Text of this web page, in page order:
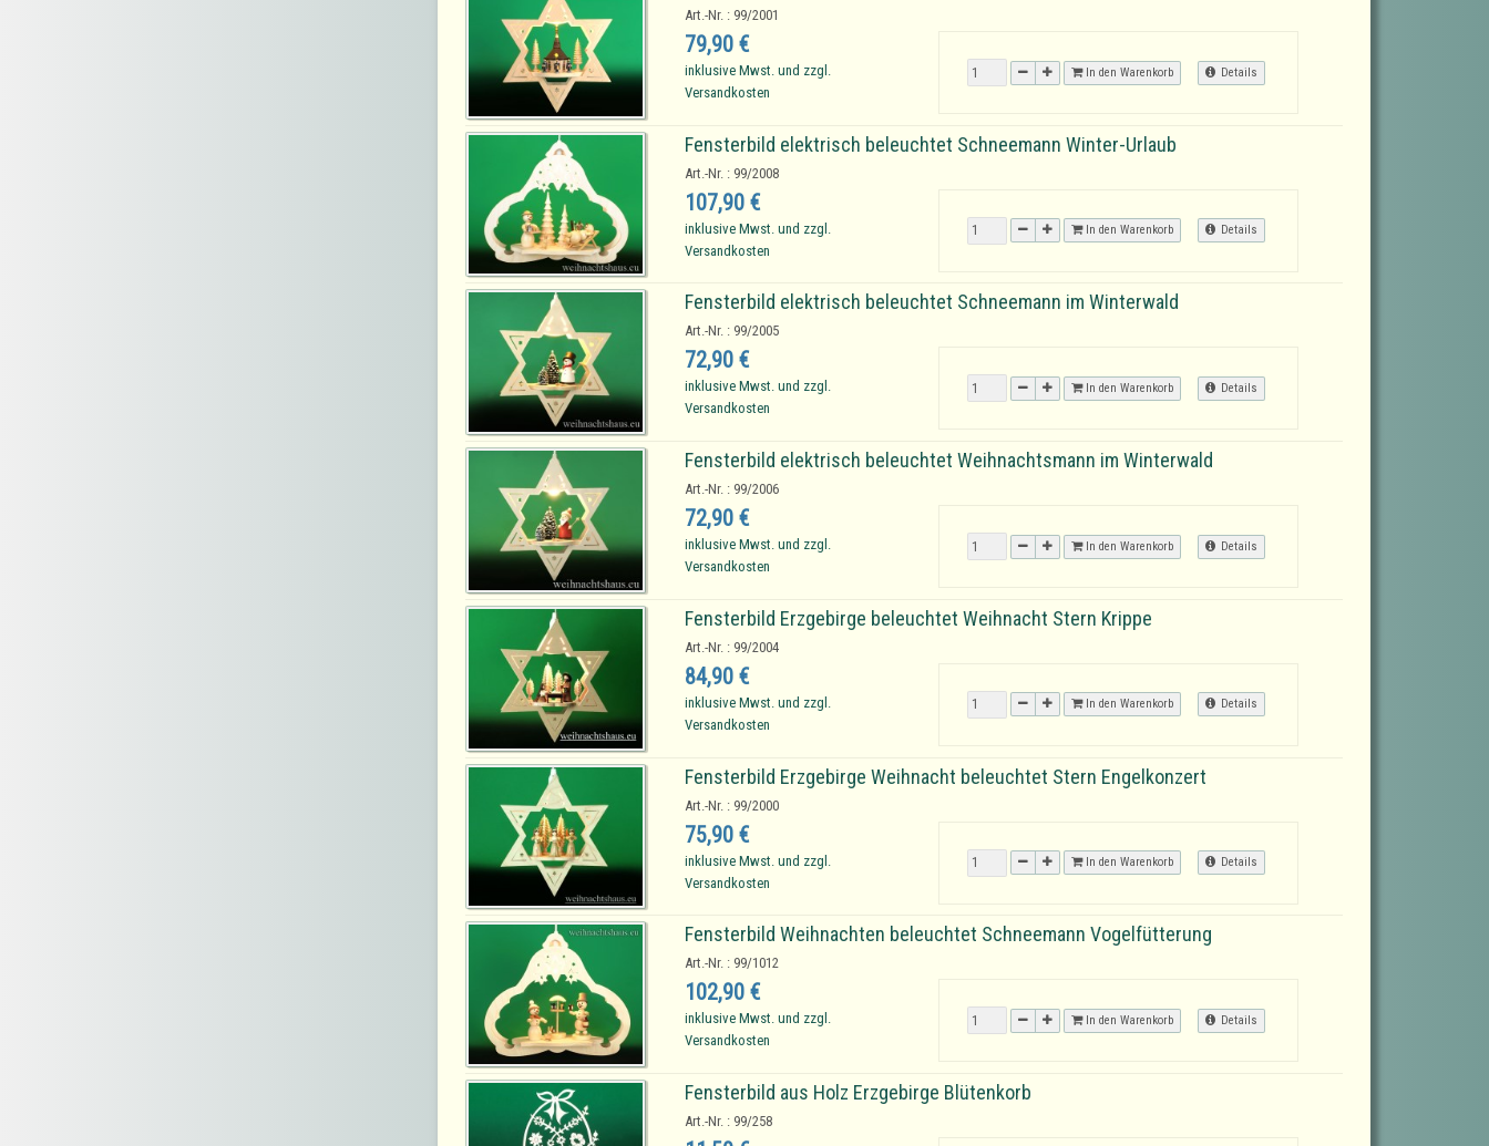
Art.-Nr. : 99/2001
79,90 €
inklusive Mwst. und zzgl.
Versandkosten
In den Warenkorb Details
Fensterbild elektrisch beleuchtet Schneemann Winter-Urlaub
Art.-Nr. : 99/2008
107,90 €
inklusive Mwst. und zzgl.
Versandkosten
In den Warenkorb Details
Fensterbild elektrisch beleuchtet Schneemann im Winterwald
Art.-Nr. : 99/2005
72,90 €
inklusive Mwst. und zzgl.
Versandkosten
In den Warenkorb Details
Fensterbild elektrisch beleuchtet Weihnachtsmann im Winterwald
Art.-Nr. : 99/2006
72,90 €
inklusive Mwst. und zzgl.
Versandkosten
In den Warenkorb Details
Fensterbild Erzgebirge beleuchtet Weihnacht Stern Krippe
Art.-Nr. : 99/2004
84,90 €
inklusive Mwst. und zzgl.
Versandkosten
In den Warenkorb Details
Fensterbild Erzgebirge Weihnacht beleuchtet Stern Engelkonzert
Art.-Nr. : 99/2000
75,90 €
inklusive Mwst. und zzgl.
Versandkosten
In den Warenkorb Details
Fensterbild Weihnachten beleuchtet Schneemann Vogelfütterung
Art.-Nr. : 99/1012
102,90 €
inklusive Mwst. und zzgl.
Versandkosten
In den Warenkorb Details
Fensterbild aus Holz Erzgebirge Blütenkorb
Art.-Nr. : 99/258